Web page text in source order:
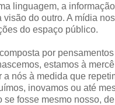
linguagem, a
visão do outro. A mídia
do espaço público.
por
estamos à
a nós à medida que
inovamos ou até
se fosse mesmo nosso,